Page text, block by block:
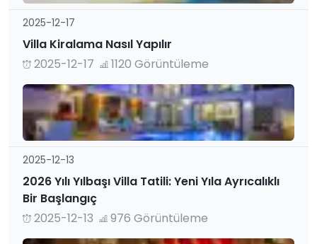
2025-12-17
Villa Kiralama Nasıl Yapılır
2025-12-17
1120 Görüntüleme
2025-12-13
2026 Yılı Yılbaşı Villa Tatili: Yeni Yıla Ayrıcalıklı
Bir Başlangıç
2025-12-13
976 Görüntüleme